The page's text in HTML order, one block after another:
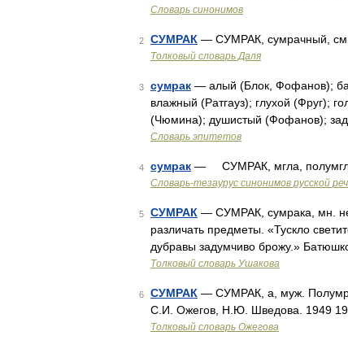
Словарь синонимов
2 СУМРАК — СУМРАК, сумрачный, см.
Толковый словарь Даля
3 сумрак — алый (Блок, Фофанов);
влажный (Ратгауз); глухой (Фруг);
(Чюмина); душистый (Фофанов);
Словарь эпитетов
4 сумрак — СУМРАК, мгла, полумгла,
Словарь-тезаурус синонимов русской
5 СУМРАК — СУМРАК, сумрака, мн.
различать предметы. «Тускло
дубравы задумчиво брожу.»
Толковый словарь Ушакова
6 СУМРАК — СУМРАК, а, муж.
С.И. Ожегов, Н.Ю. Шведова. 1949
Толковый словарь Ожегова